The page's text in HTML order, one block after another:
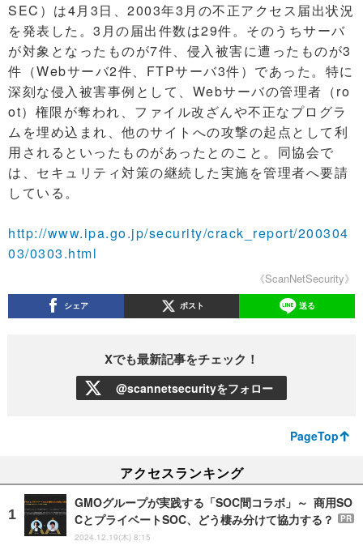
SEC）は4月3日、2003年3月の不正アクセス届出状況
を発表した。3月の届出件数は29件。そのうちサーバ
が対象となったものが7件、侵入被害に遭ったものが3
件（Webサーバ2件、FTPサーバ3件）であった。特に
深刻な侵入被害事例として、Webサーバの管理者（ro
ot）権限が奪われ、ファイル改ざんや不正なプログラ
ムを埋め込まれ、他のサイトへの攻撃の起点として利
用されるといったものがあったとのこと。同協会で
は、セキュリティ対策の継続した実施を管理者へ要請
している。
http://www.ipa.go.jp/security/crack_report/200304
03/0303.html
《ScanNetSecurity》
シェア ポスト 送る
Xでも最新記事をチェック！
@scannetsecurityをフォロー
PageTop
アクセスランキング
GMOグループが実践する「SOC間コラボ」～ 商用SO
CとプライベートSOC、どう棲み分けて協力する？
PR
2024.12.19(木) 8:15